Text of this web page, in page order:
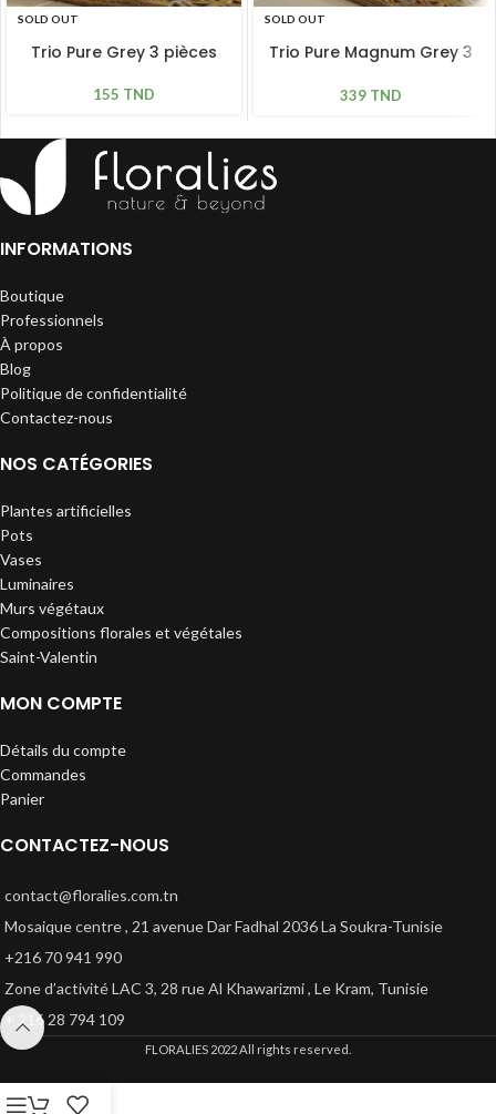
SOLD OUT
Trio Pure Grey 3 pièces
155 TND
SOLD OUT
Trio Pure Magnum Grey 3
339 TND
INFORMATIONS
Boutique
Professionnels
À propos
Blog
Politique de confidentialité
Contactez-nous
NOS CATÉGORIES
Plantes artificielles
Pots
Vases
Luminaires
Murs végétaux
Compositions florales et végétales
Saint-Valentin
MON COMPTE
Détails du compte
Commandes
Panier
CONTACTEZ-NOUS
contact@floralies.com.tn
Mosaique centre , 21 avenue Dar Fadhal 2036 La Soukra-Tunisie
+216 70 941 990
Zone d’activité LAC 3, 28 rue Al Khawarizmi , Le Kram, Tunisie
+ 216 28 794 109
FLORALIES 2022 All rights reserved.